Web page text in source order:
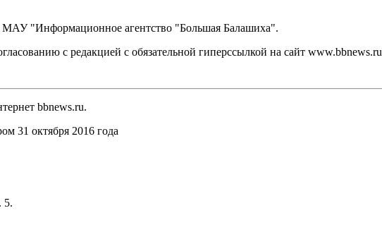
МАУ "Информационное агентство "Большая Балашиха".
с редакцией с обязательной гиперссылкой на сайт www.bbnews.ru
bbnews.ru.
31 октября 2016 года
5.